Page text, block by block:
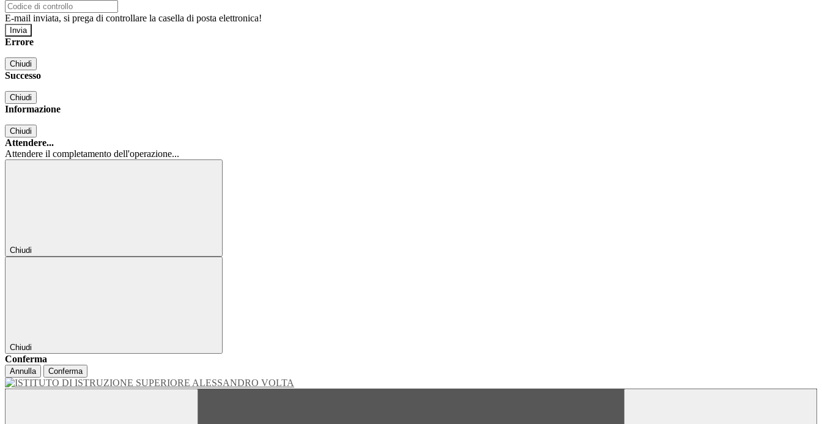
E-mail inviata, si prega di controllare la casella di posta elettronica!
Errore
Chiudi
Successo
Chiudi
Informazione
Chiudi
Attendere...
Attendere il completamento dell'operazione...
Chiudi
Chiudi
Conferma
Annulla Conferma